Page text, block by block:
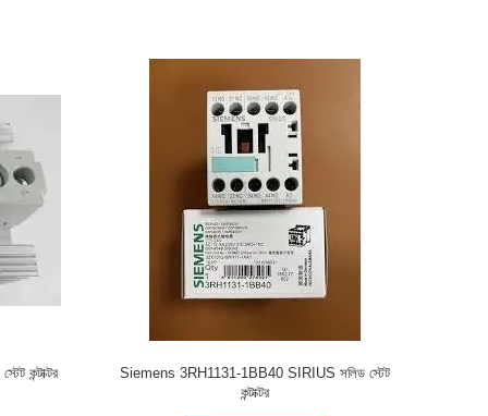
কন্টাক্টর
Siemens 3RH1131-1BB40 SIRIUS সলিড স্টেট
কন্টাক্টর